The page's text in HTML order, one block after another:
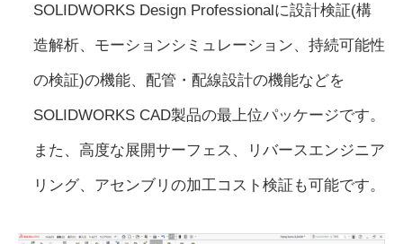
SOLIDWORKS Design Professionalに設計検証(構
造解析、モーションシミュレーション、持続可能性
の検証)の機能、配管・配線設計の機能などを
SOLIDWORKS CAD製品の最上位パッケージです。
また、高度な展開サーフェス、リバースエンジニア
リング、アセンブリの加工コスト検証も可能です。